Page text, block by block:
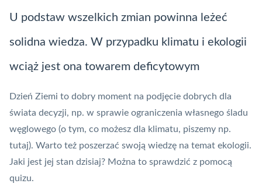
U podstaw wszelkich zmian powinna leżeć
solidna wiedza. W przypadku klimatu i ekologii
wciąż jest ona towarem deficytowym
Dzień Ziemi to dobry moment na podjęcie dobrych dla
świata decyzji, np. w sprawie ograniczenia własnego śladu
węglowego (o tym, co możesz dla klimatu, piszemy np.
tutaj). Warto też poszerzać swoją wiedzę na temat ekologii.
Jaki jest jej stan dzisiaj? Można to sprawdzić z pomocą
quizu.